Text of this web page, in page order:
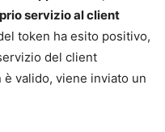
servizio al client
token ha esito positivo,
del client
è valido, viene inviato un